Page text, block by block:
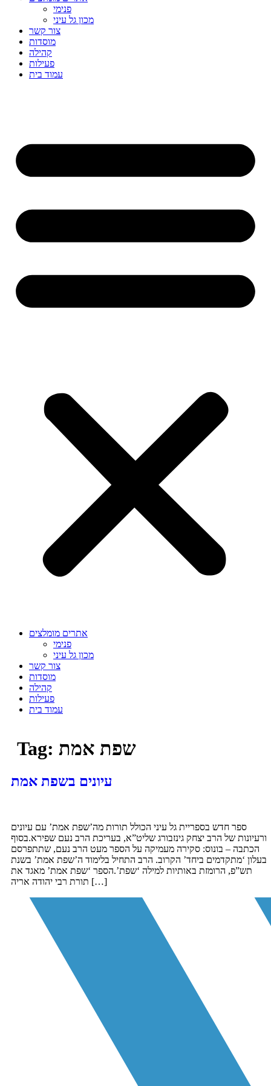
פנימי
מכון גל עיני
צור קשר
מוסדות
קהילה
פעילות
עמוד בית
אתרים מומלצים
פנימי
מכון גל עיני
צור קשר
מוסדות
קהילה
פעילות
עמוד בית
Tag: שפת אמת
עיונים בשפת אמת
ספר חדש בספריית גל עיני הכולל תורות מה’שפת אמת’ עם עיונים
ורעיונות של הרב יצחק גינזבורג שליט”א, בעריכת הרב נעם שפירא.בסוף
הכתבה – בונוס: סקירה מעמיקה על הספר מעט הרב נעם, שתתפרסם
בעלון ‘מתקדמים ביחד’ הקרוב. הרב התחיל בלימוד ה’שפת אמת’ בשנת
תש”פ, הרומזת באותיות למילה ‘שפת’.הספר ‘שפת אמת’ מאגד את
תורת רבי יהודה אריה […]